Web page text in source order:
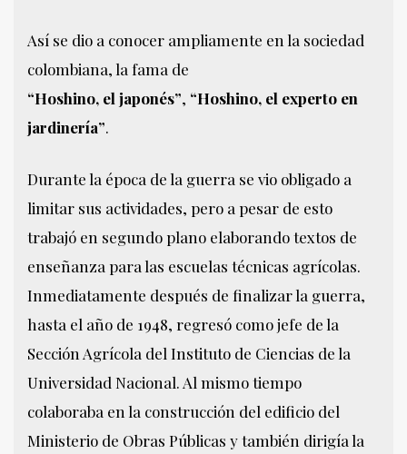
Así se dio a conocer ampliamente en la sociedad
colombiana, la fama de
“Hoshino, el japonés”, “Hoshino, el experto en
jardinería”.
Durante la época de la guerra se vio obligado a
limitar sus actividades, pero a pesar de esto
trabajó en segundo plano elaborando textos de
enseñanza para las escuelas técnicas agrícolas.
Inmediatamente después de finalizar la guerra,
hasta el año de 1948, regresó como jefe de la
Sección Agrícola del Instituto de Ciencias de la
Universidad Nacional. Al mismo tiempo
colaboraba en la construcción del edificio del
Ministerio de Obras Públicas y también dirigía la